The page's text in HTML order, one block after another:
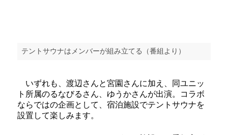
テントサウナはメンバーが組み立てる（番組より）
いずれも、渡辺さんと宮園さんに加え、同ユニッ
ト所属のるなびるさん、ゆうかさんが出演。コラボ
ならではの企画として、宿泊施設でテントサウナを
設置して楽しみます。